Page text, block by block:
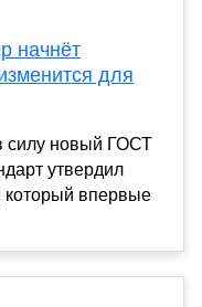
начнёт
для
силу новый ГОСТ
утвердил
который впервые